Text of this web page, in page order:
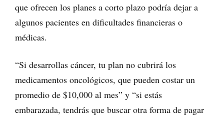
que ofrecen los planes a corto plazo podría dejar a
algunos pacientes en dificultades financieras o
médicas.
“Si desarrollas cáncer, tu plan no cubrirá los
medicamentos oncológicos, que pueden costar un
promedio de $10,000 al mes” y “si estás
embarazada, tendrás que buscar otra forma de pagar